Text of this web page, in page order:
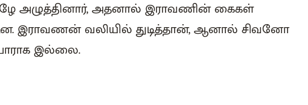
அழுத்தினார், அதனால் இராவணின் கைகள்
இராவணன் வலியில் துடித்தான், ஆனால் சிவனோ
இல்லை.